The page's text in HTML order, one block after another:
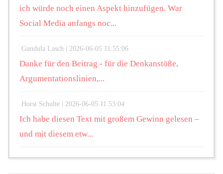
ich würde noch einen Aspekt hinzufügen. War
Social Media anfangs noc...
Gundula Lasch | 2026-06-05 11:55:06
Danke für den Beitrag - für die Denkanstöße,
Argumentationslinien,...
Horst Schulte | 2026-06-05 11:53:04
Ich habe diesen Text mit großem Gewinn gelesen –
und mit diesem etw...